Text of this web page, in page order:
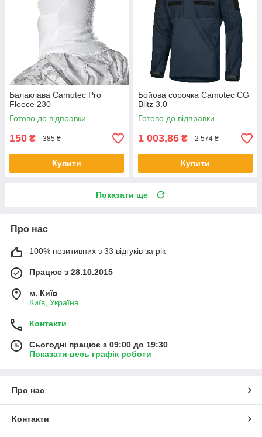
Балаклава Camotec Pro
Fleece 230
Готово до відправки
150 ₴ 385 ₴
Купити
Бойова сорочка Camotec CG
Blitz 3.0
Готово до відправки
1 003,86 ₴ 2 574 ₴
Купити
Показати ще
Про нас
100% позитивних з 33 відгуків за рік
Працює з 28.10.2015
м. Київ
Київ, Україна
Контакти
Сьогодні працює з 09:00 до 19:30
Показати весь графік роботи
Про нас
Контакти